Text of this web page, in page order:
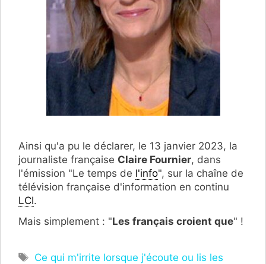
Ainsi qu'a pu le déclarer, le 13 janvier 2023, la
journaliste française Claire Fournier, dans
l'émission "Le temps de l'info", sur la chaîne de
télévision française d'information en continu
LCI.
Mais simplement : "Les français croient que" !
Étiquettes
Ce qui m'irrite lorsque j'écoute ou lis les